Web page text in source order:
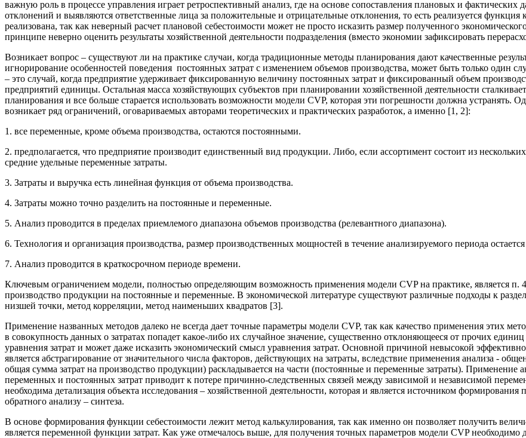
важную роль в процессе управления играет ретроспективный анализ, где на основе сопоставления плановых и
отклонений и выявляются ответственные лица за положительные и отрицательные отклонения, то есть реализуется
реализована, так как неверный расчет плановой себестоимости может не просто исказить размер полученного
принципе неверно оценить результаты хозяйственной деятельности подразделения (вместо экономии зафиксировать
Возникает вопрос – существуют ли на практике случаи, когда традиционные методы планирования дают качественные
игнорирование особенностей поведения постоянных затрат с изменением объемов производства, может быть только один
– это случай, когда предприятие удерживает фиксированную величину постоянных затрат и фиксированный объем
предприятий единицы. Остальная масса хозяйствующих субъектов при планировании хозяйственной деятельности
планирования и все больше старается использовать возможности модели CVP, которая эти погрешности должна устранять.
возникает ряд ограничений, оговариваемых авторами теоретических и практических разработок, а именно [1, 2]:
1. все переменные, кроме объема производства, остаются постоянными.
2. предполагается, что предприятие производит единственный вид продукции. Либо, если ассортимент состоит из
средние удельные переменные затраты.
3. Затраты и выручка есть линейная функция от объема производства.
4. Затраты можно точно разделить на постоянные и переменные.
5. Анализ проводится в пределах приемлемого диапазона объемов производства (релевантного диапазона).
6. Технология и организация производства, размер производственных мощностей в течение анализируемого периода
7. Анализ проводится в краткосрочном периоде времени.
Ключевым ограничением модели, полностью определяющим возможность применения модели CVP на практике, является п. 4,
производство продукции на постоянные и переменные. В экономической литературе существуют различные подходы к
низшей точки, метод корреляции, метод наименьших квадратов [3].
Применение названных методов далеко не всегда дает точные параметры модели CVP, так как качество применения этих
в совокупность данных о затратах попадет какое-либо их случайное значение, существенно отклоняющееся от прочих
уравнения затрат и может даже исказить экономический смысл уравнения затрат. Основной причиной невысокой
является абстрагирование от значительного числа факторов, действующих на затраты, вследствие применения анализа -
общая сумма затрат на производство продукции) раскладывается на части (постоянные и переменные затраты). Применение
переменных и постоянных затрат приводит к потере причинно-следственных связей между зависимой и независимой
необходима детализация объекта исследования – хозяйственной деятельности, которая и является источником
обратного анализу – синтеза.
В основе формирования функции себестоимости лежит метод калькулирования, так как именно он позволяет получить
является переменной функции затрат. Как уже отмечалось выше, для получения точных параметров модели CVP необходимо